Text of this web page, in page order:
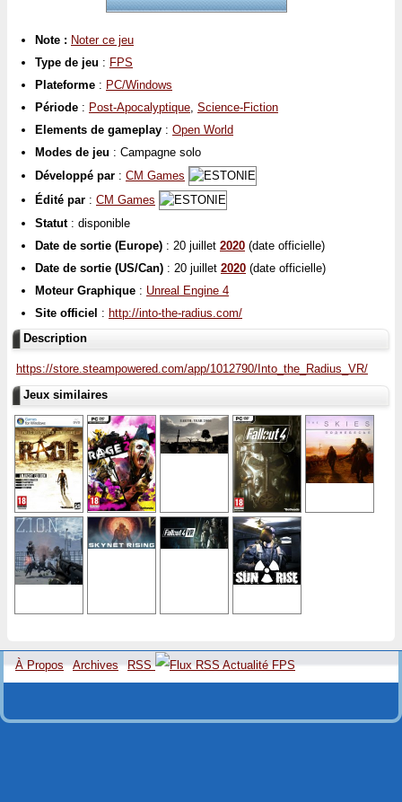
Note : Noter ce jeu
Type de jeu : FPS
Plateforme : PC/Windows
Période : Post-Apocalyptique, Science-Fiction
Elements de gameplay : Open World
Modes de jeu : Campagne solo
Développé par : CM Games
Édité par : CM Games
Statut: disponible
Date de sortie (Europe) : 20 juillet 2020 (date officielle)
Date de sortie (US/Can) : 20 juillet 2020 (date officielle)
Moteur Graphique : Unreal Engine 4
Site officiel : http://into-the-radius.com/
Description
https://store.steampowered.com/app/1012790/Into_the_Radius_VR/
Jeux similaires
À Propos Archives RSS